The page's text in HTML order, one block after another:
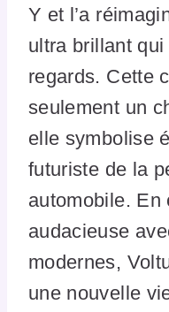
Y et l’a
ultra brillant
regards. Cette
seulement un
elle symbolise
futuriste de la
automobile. En
audacieuse
modernes,
une nouvelle